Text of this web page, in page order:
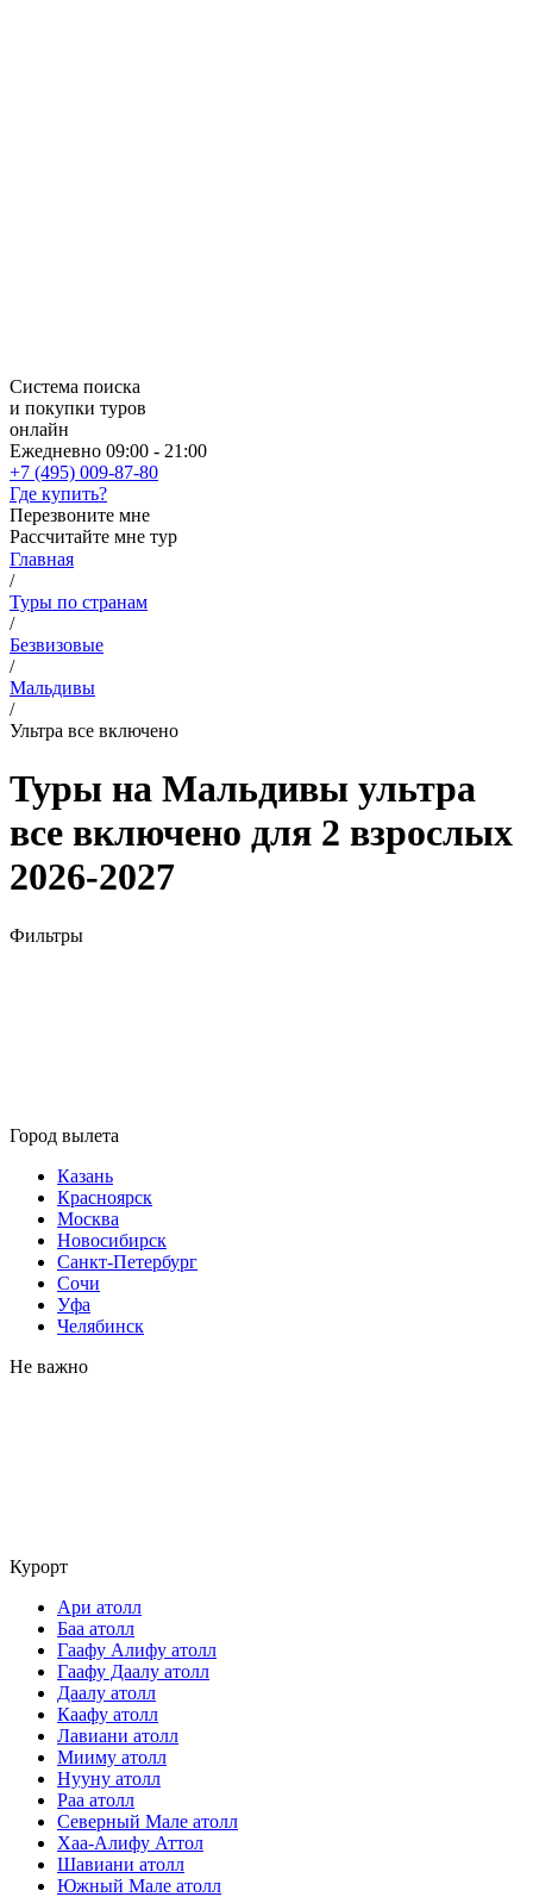
Система поиска
и покупки туров
онлайн
Ежедневно 09:00 - 21:00
+7 (495) 009-87-80
Где купить?
Перезвоните мне
Рассчитайте мне тур
Главная
/
Туры по странам
/
Безвизовые
/
Мальдивы
/
Ультра все включено
Туры на Мальдивы ультра
все включено для 2 взрослых
2026-2027
Фильтры
Город вылета
Казань
Красноярск
Москва
Новосибирск
Санкт-Петербург
Сочи
Уфа
Челябинск
Не важно
Курорт
Ари атолл
Баа атолл
Гаафу Алифу атолл
Гаафу Даалу атолл
Даалу атолл
Каафу атолл
Лавиани атолл
Мииму атолл
Нууну атолл
Раа атолл
Северный Мале атолл
Хаа-Алифу Аттол
Шавиани атолл
Южный Мале атолл